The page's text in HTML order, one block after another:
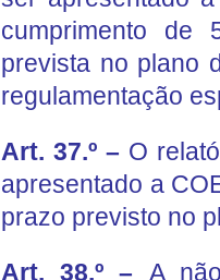
cumprimento de
prevista no plano
regulamentação
Art. 37.º – O
apresentado a
prazo previsto no
Art. 38.º – A